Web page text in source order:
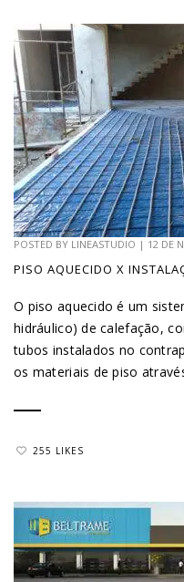
POSTED BY LINEASTUDIO | 12 DE
PISO AQUECIDO X
O piso aquecido é um
hidráulico) de calefação,
tubos instalados no
os materiais de piso
255 LIKES